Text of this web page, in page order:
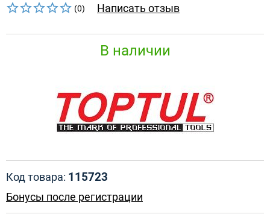
(0) Написать отзыв
В наличии
Код товара: 115723
Бонусы после регистрации